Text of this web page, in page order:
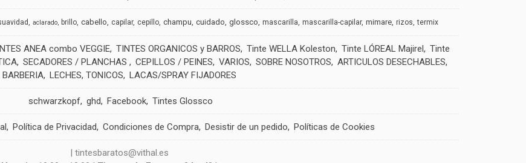
aclarado brillo cabello capilar cepillo champu cuidado glossco mascarilla mascarilla-capilar mimare rizos termix
ANEA combo VEGGIE TINTES ORGANICOS y BARROS Tinte WELLA Koleston Tinte LÓREAL Majirel Tinte
SECADORES / PLANCHAS CEPILLOS / PEINES VARIOS SOBRE NOSOTROS
ARTICULOS DESECHABLES
BARBERIA
LECHES, TONICOS LACAS/SPRAY FIJADORES
schwarzkopf ghd Facebook Tintes Glossco
Política de Privacidad Condiciones de Compra Desistir de un pedido Políticas de Cookies
| tintesbaratos@vithal.es